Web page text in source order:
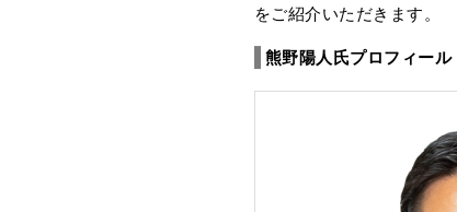
をご紹介いただきます。
熊野陽人氏プロフィール